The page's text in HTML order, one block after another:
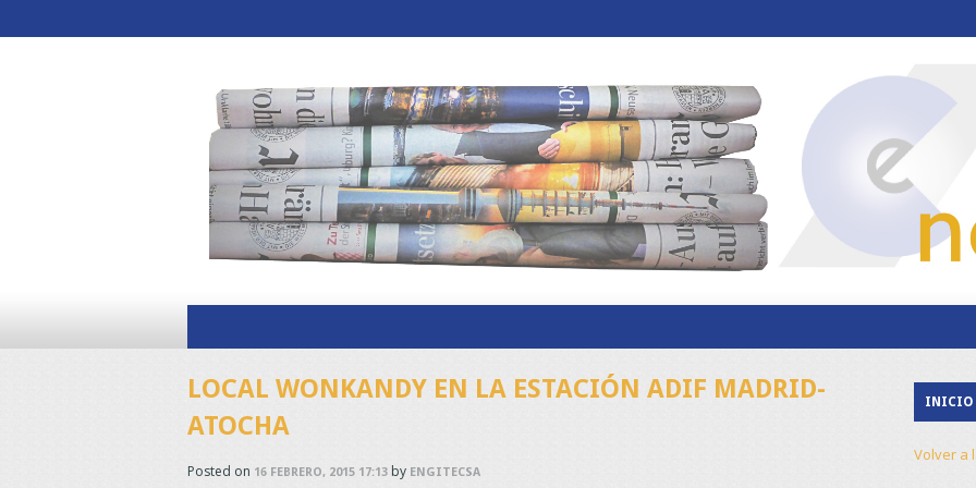
LOCAL WONKANDY EN LA ESTACIÓN ADIF MADRID-
ATOCHA
Posted on 16 FEBRERO, 2015 17:13 by ENGITECSA
INICIO
Volver a